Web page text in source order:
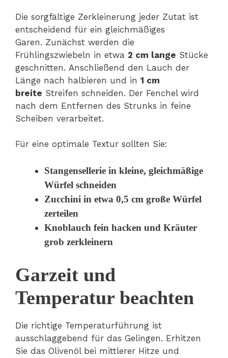
Die sorgfältige Zerkleinerung jeder Zutat ist
entscheidend für ein gleichmäßiges
Garen. Zunächst werden die
Frühlingszwiebeln in etwa 2 cm lange Stücke
geschnitten. Anschließend den Lauch der
Länge nach halbieren und in1 cm
breite Streifen schneiden. Der Fenchel wird
nach dem Entfernen des Strunks in feine
Scheiben verarbeitet.
Für eine optimale Textur sollten Sie:
Stangensellerie in kleine, gleichmäßige
Würfel schneiden
Zucchini in etwa0,5 cm große Würfel
zerteilen
Knoblauch fein hacken und Kräuter
grob zerkleinern
Garzeit und
Temperatur beachten
Die richtige Temperaturführung ist
ausschlaggebend für das Gelingen. Erhitzen
Sie das Olivenöl bei mittlerer Hitze und